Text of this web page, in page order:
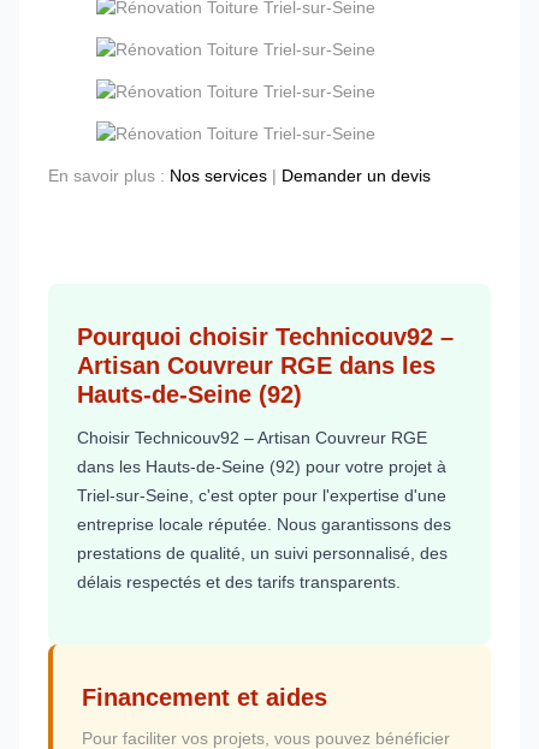
En savoir plus : Nos services | Demander un devis
Pourquoi choisir Technicouv92 –
Artisan Couvreur RGE dans les
Hauts-de-Seine (92)
Choisir Technicouv92 – Artisan Couvreur RGE
dans les Hauts-de-Seine (92) pour votre projet à
Triel-sur-Seine, c'est opter pour l'expertise d'une
entreprise locale réputée. Nous garantissons des
prestations de qualité, un suivi personnalisé, des
délais respectés et des tarifs transparents.
Financement et aides
Pour faciliter vos projets, vous pouvez bénéficier